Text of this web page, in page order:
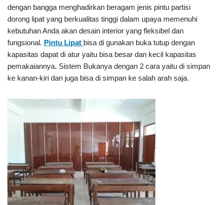
dengan bangga menghadirkan beragam jenis pintu partisi
dorong lipat yang berkualitas tinggi dalam upaya memenuhi
kebutuhan Anda akan desain interior yang fleksibel dan
fungsional. Pintu Lipat bisa di gunakan buka tutup dengan
kapasitas dapat di atur yaitu bisa besar dan kecil kapasitas
pemakaiannya. Sistem Bukanya dengan 2 cara yaitu di simpan
ke kanan-kiri dan juga bisa di simpan ke salah arah saja.